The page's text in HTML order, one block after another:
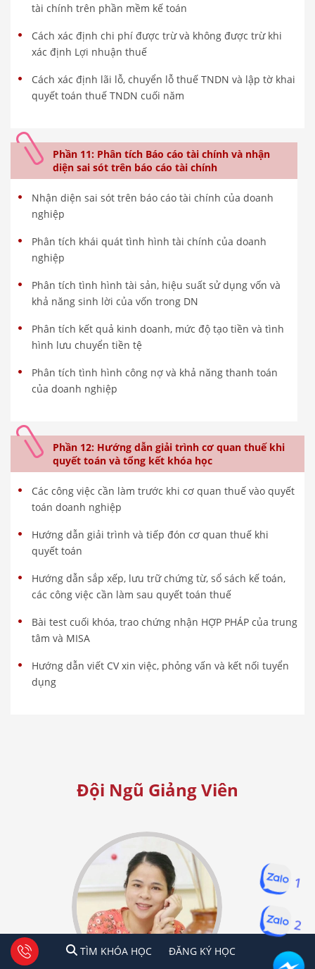
tài chính trên phần mềm kế toán
Cách xác định chi phí được trừ và không được trừ khi
xác định Lợi nhuận thuế
Cách xác định lãi lỗ, chuyển lỗ thuế TNDN và lập tờ khai
quyết toán thuế TNDN cuối năm
Phần 11: Phân tích Báo cáo tài chính và nhận
diện sai sót trên báo cáo tài chính
Nhận diện sai sót trên báo cáo tài chính của doanh
nghiệp
Phân tích khái quát tình hình tài chính của doanh
nghiệp
Phân tích tình hình tài sản, hiệu suất sử dụng vốn và
khả năng sinh lời của vốn trong DN
Phân tích kết quả kinh doanh, mức độ tạo tiền và tình
hình lưu chuyển tiền tệ
Phân tích tình hình công nợ và khả năng thanh toán
của doanh nghiệp
Phần 12: Hướng dẫn giải trình cơ quan thuế khi
quyết toán và tổng kết khóa học
Các công việc cần làm trước khi cơ quan thuế vào quyết
toán doanh nghiệp
Hướng dẫn giải trình và tiếp đón cơ quan thuế khi
quyết toán
Hướng dẫn sắp xếp, lưu trữ chứng từ, sổ sách kế toán,
các công việc cần làm sau quyết toán thuế
Bài test cuối khóa, trao chứng nhận HỢP PHÁP của trung
tâm và MISA
Hướng dẫn viết CV xin việc, phỏng vấn và kết nối tuyển
dụng
Đội Ngũ Giảng Viên
TÌM KHÓA HỌC ĐĂNG KÍ HỌC
1 2 Tư vấn facebook
TÌM KHÓA HỌC ĐĂNG KÝ HỌC
1
2